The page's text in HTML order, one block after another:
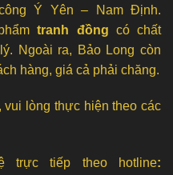
Ý Yên – Nam Định.
tranh đồng có chất
Ngoài ra, Bảo Long còn
hàng, giá cả phải chăng.
vui lòng thực hiện theo các
trực tiếp theo hotline: